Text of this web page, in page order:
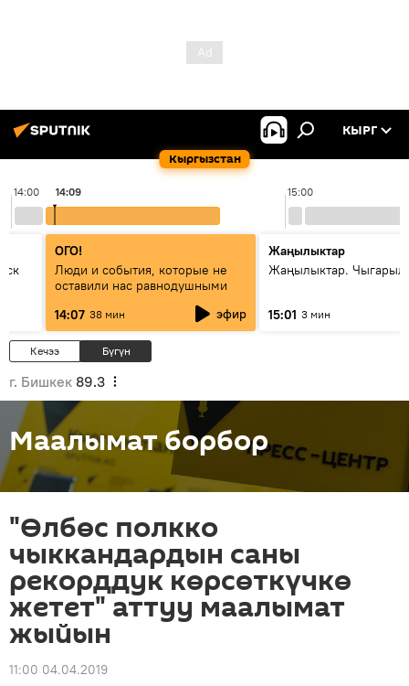
Кыргызстан
КЫРГ
14:00 15:00
14:09
ОГО!
Люди и события, которые не
оставили нас равнодушными
14:07 38 мин эфир
Жаңылыктар
Жаңылыктар.
15:01 3 мин
Кечээ Бүгүн
г. Бишкек 89.3
Маалымат борбор
"Өлбөс полкко
чыккандардын саны
рекорддук көрсөткүчкө
жетет" аттуу маалымат
жыйын
11:00 04.04.2019